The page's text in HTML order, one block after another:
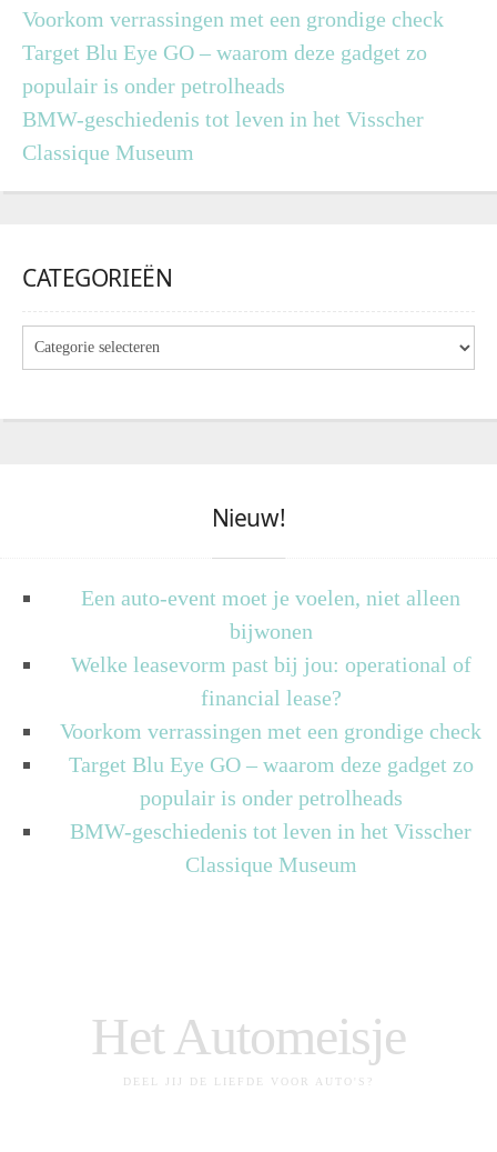
Voorkom verrassingen met een grondige check
Target Blu Eye GO – waarom deze gadget zo
populair is onder petrolheads
BMW-geschiedenis tot leven in het Visscher
Classique Museum
CATEGORIEËN
Nieuw!
Een auto-event moet je voelen, niet alleen
bijwonen
Welke leasevorm past bij jou: operational of
financial lease?
Voorkom verrassingen met een grondige check
Target Blu Eye GO – waarom deze gadget zo
populair is onder petrolheads
BMW-geschiedenis tot leven in het Visscher
Classique Museum
Het Automeisje
DEEL JIJ DE LIEFDE VOOR AUTO'S?